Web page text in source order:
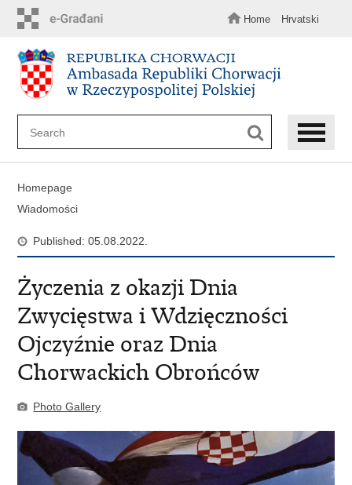
content
Home Hrvatski
Homepage
Wiadomości
Published: 05.08.2022.
Życzenia z okazji Dnia
Zwycięstwa i Wdzięczności
Ojczyźnie oraz Dnia
Chorwackich Obrońców
Photo Gallery